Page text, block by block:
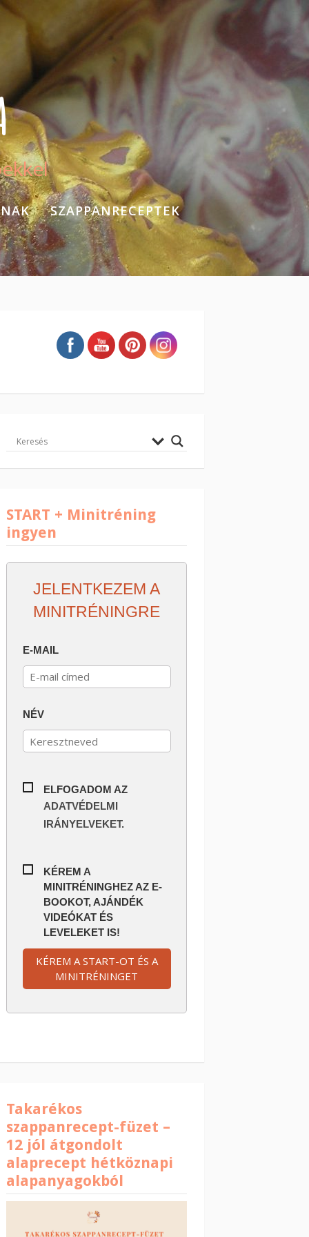
SZAPPANRECEPTEK
START + Minitréning
ingyen
JELENTKEZEM A
MINITRÉNINGRE
E-MAIL
NÉV
ELFOGADOM AZ
ADATVÉDELMI
IRÁNYELVEKET.
KÉREM A
MINITRÉNINGHEZ AZ E-
BOOKOT, AJÁNDÉK
VIDEÓKAT ÉS
LEVELEKET IS!
KÉREM A START-OT ÉS A
MINITRÉNINGET
Takarékos
szappanrecept-füzet –
12 jól átgondolt
alaprecept hétköznapi
alapanyagokból